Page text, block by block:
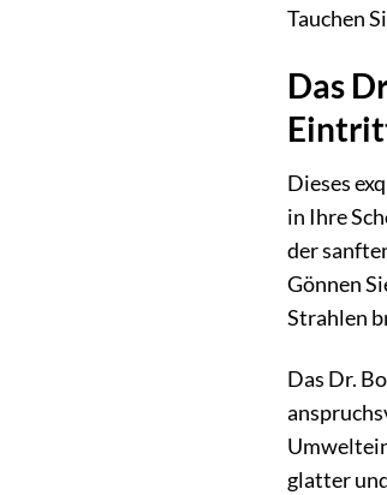
Tauchen
Das
Dieses
in Ihre
der
Gönnen
Strahlen
Das Dr.
glatter